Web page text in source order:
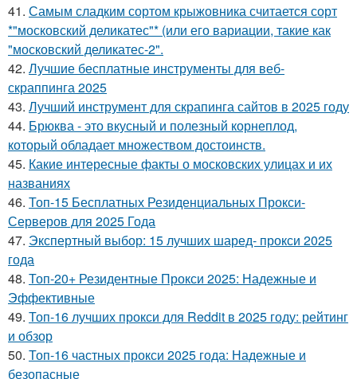
41. Самым сладким сортом крыжовника считается сорт
*"московский деликатес"* (или его вариации, такие как
"московский деликатес-2".
42. Лучшие бесплатные инструменты для веб-
скраппинга 2025
43. Лучший инструмент для скрапинга сайтов в 2025 году
44. Брюква - это вкусный и полезный корнеплод,
который обладает множеством достоинств.
45. Какие интересные факты о московских улицах и их
названиях
46. Топ-15 Бесплатных Резиденциальных Прокси-
Серверов для 2025 Года
47. Экспертный выбор: 15 лучших шаред- прокси 2025
года
48. Топ-20+ Резидентные Прокси 2025: Надежные и
Эффективные
49. Топ-16 лучших прокси для Reddit в 2025 году: рейтинг
и обзор
50. Топ-16 частных прокси 2025 года: Надежные и
безопасные